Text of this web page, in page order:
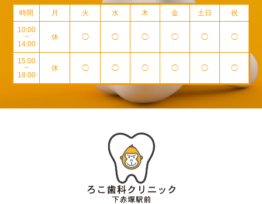
時間 月 火 水 木 金 土日 祝
10:00
~
14:00
休 ◯ ◯ ◯ ◯ ◯ ◯
15:00
~
18:00
休 ◯ ◯ ◯ ◯ ◯ ◯